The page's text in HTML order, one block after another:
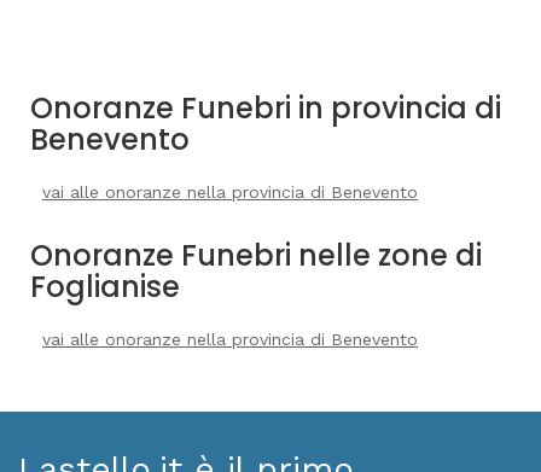
Onoranze Funebri in provincia di
Benevento
vai alle onoranze nella provincia di Benevento
Onoranze Funebri nelle zone di
Foglianise
vai alle onoranze nella provincia di Benevento